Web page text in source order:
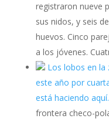
registraron nueve
sus nidos, y seis
huevos. Cinco
a los jóvenes.
Los lobos en
este año por
está haciendo aquí.
frontera checo-